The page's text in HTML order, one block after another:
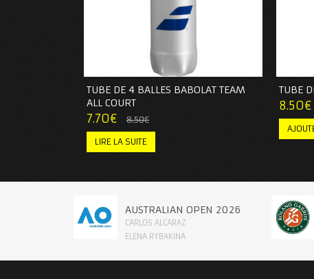
TUBE DE 4 BALLES BABOLAT TEAM
ALL COURT
8.50€
7.70€
LIRE LA SUITE
TUBE
8.50€
AUSTRALIAN OPEN 2026
CARLOS ALCARAZ
ELENA RYBAKINA